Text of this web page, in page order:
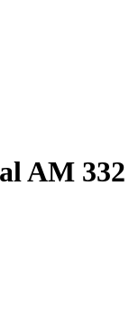
AM 332